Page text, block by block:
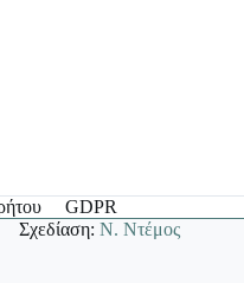
GDPR
Σχεδίαση:Ν. Ντέμος